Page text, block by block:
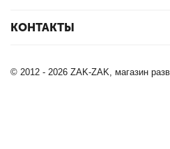
КОНТАКТЫ
© 2012 - 2026 ZAK-ZAK, магазин